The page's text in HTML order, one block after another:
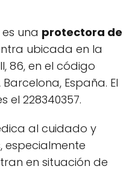
una protectora de
ubicada en la
86, en el código
España. El
el 228340357.
al cuidado y
especialmente
en situación de